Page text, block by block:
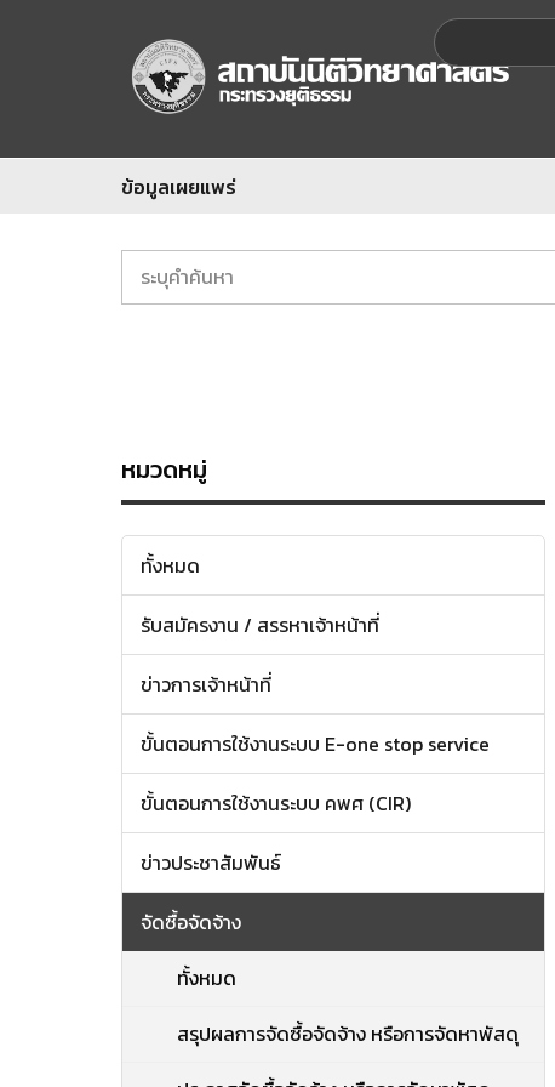
ข้อมูลเผยแพร่
หมวดหมู่
ทั้งหมด
รับสมัครงาน / สรรหาเจ้าหน้าที่
ข่าวการเจ้าหน้าที่
ขั้นตอนการใช้งานระบบ E-one stop service
ขั้นตอนการใช้งานระบบ คพศ (CIR)
ข่าวประชาสัมพันธ์
จัดซื้อจัดจ้าง
ทั้งหมด
สรุปผลการจัดซื้อจัดจ้าง หรือการจัดหาพัสดุ